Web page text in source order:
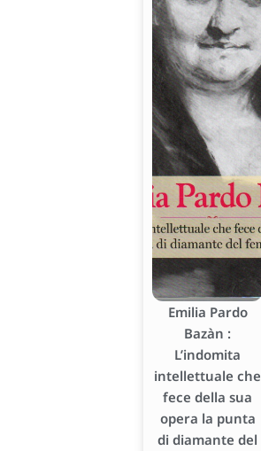
Emilia Pardo
Bazàn :
L’indomita
intellettuale che
fece della sua
opera la punta
di diamante del